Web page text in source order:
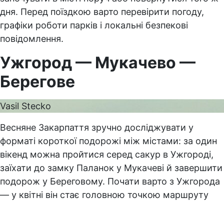
дня. Перед поїздкою варто перевірити погоду,
графіки роботи парків і локальні безпекові
повідомлення.
Ужгород — Мукачево —
Берегове
Vasil Stecko
Весняне Закарпаття зручно досліджувати у
форматі короткої подорожі між містами: за один
вікенд можна пройтися серед сакур в Ужгороді,
заїхати до замку Паланок у Мукачеві й завершити
подорож у Береговому. Почати варто з Ужгорода
— у квітні він стає головною точкою маршруту